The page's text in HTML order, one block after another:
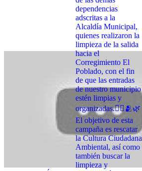
dependencias
adscritas a la
Alcaldía Municipal,
quienes realizaron la
limpieza de la salida
hacia el
Corregimiento El
Poblado, con el fin
de que las entradas
de nuestro municipio
estén limpias y
organizadas.👍🏼🫂🌿
El objetivo de esta
campaña es rescatar
la Cultura Ciudadana
Ambiental, así como
también buscar la
limpieza y